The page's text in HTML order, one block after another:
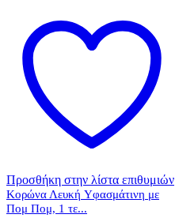
Προσθήκη στην λίστα επιθυμιών
Κορώνα Λευκή Yφασμάτινη με
Πομ Πομ, 1 τε...